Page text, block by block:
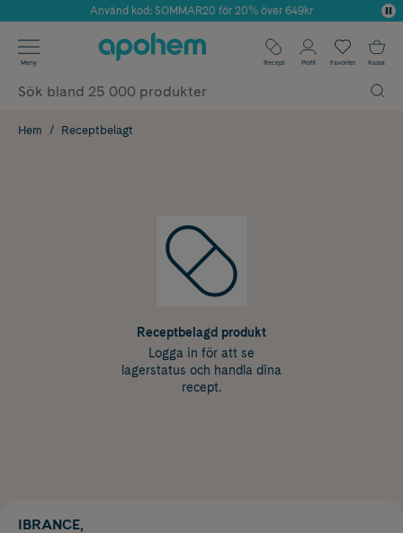
Årets Butik 2025 inom Skönhet
Använd kod: SOMMAR20 för 20% över 649kr
✓ Fri frakt
✓ Poäng på alla köp*
Meny Recept Profil Favoriter Kassa
Hem Receptbelagt
Receptbelagd produkt
Logga in för att se
lagerstatus och handla dina
recept.
IBRANCE,